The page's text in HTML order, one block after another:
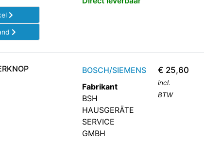
BOSCH/SIEMENS
Fabrikant
BSH
HAUSGERÄTE
SERVICE
GMBH
€ 25,60
incl.
BTW